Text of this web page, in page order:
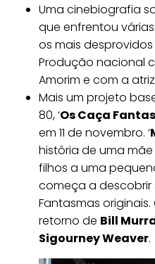
Uma cinebiografia
que enfrentou
os mais desprovidos
Produção nacional
Amorim e com a
Mais um projeto
80, ‘Os Caça
em 11 de novembro. ‘
história de uma
filhos a uma
começa a
Fantasmas
retorno de Bill
Sigourney Weaver.